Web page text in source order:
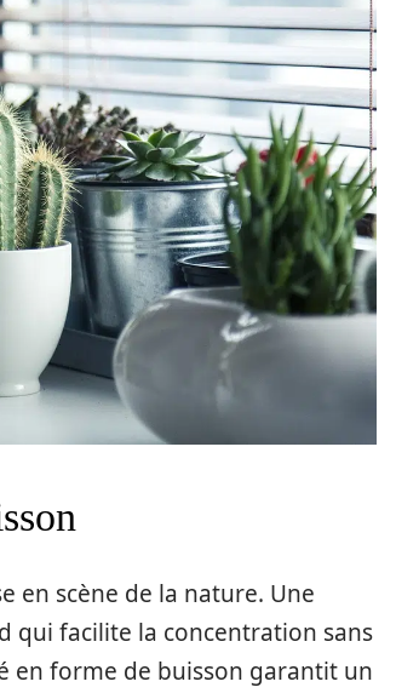
en scène de la nature. Une
qui facilite la concentration sans
en forme de buisson garantit un